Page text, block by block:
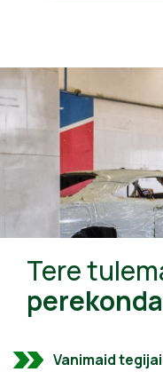
Tere
Vanimaid